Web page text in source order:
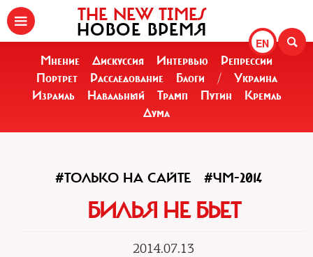
EN
THE NEW TIMES
НОВОЕ ВРЕМЯ
Мнение Дискуссия Интервью
Репрессии
Портрет
Расследование Блоги /
Украина
Израиль
Навальный Трамп Путин
Кремль
Дума
#ТОЛЬКО НА САЙТЕ #ЧМ-2014
БИЛЬЯ НЕ БЬЕТ
2014.07.13